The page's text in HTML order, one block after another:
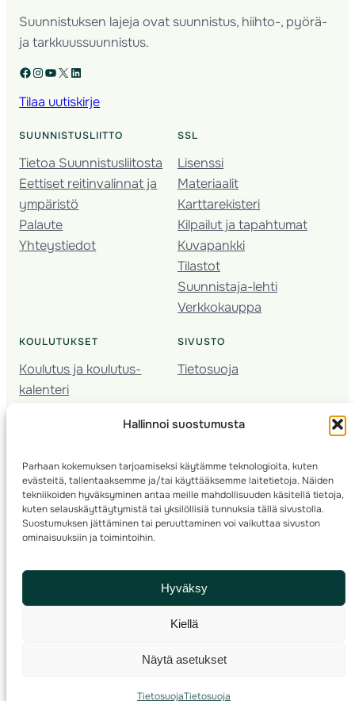
Hallinnoi suostumusta
Parhaan kokemuksen tarjoamiseksi käytämme teknologioita, kuten
evästeitä, tallentaaksemme ja/tai käyttääksemme laitetietoja. Näiden
tekniikoiden hyväksyminen antaa meille mahdollisuuden käsitellä tietoja,
kuten selauskäyttäytymistä tai yksilöllisiä tunnuksia tällä sivustolla.
Suostumuksen jättäminen tai peruuttaminen voi vaikuttaa sivuston
ominaisuuksiin ja toimintoihin.
Hyväksy
Kiellä
Näytä asetukset
TietosuojaTietosuoja
Suunnistuksen lajeja ovat suunnistus, hiihto-, pyörä-
ja tarkkuussuunnistus.
Facebook Instagram YouTube X LinkedIn
Tilaa uutiskirje
SUUNNISTUSLIITTO
Tietoa Suunnistusliitosta
Eettiset reitinvalinnat ja
ympäristö
Palaute
Yhteystiedot
SSL
Lisenssi
Materiaalit
Karttarekisteri
Kilpailut ja tapahtumat
Kuvapankki
Tilastot
Suunnistaja-lehti
Verkkokauppa
KOULUTUKSET
Koulutus ja koulutus­
kalenteri
Seura­kehittäminen
Kartoitus
Ratamestari
SIVUSTO
Tietosuoja
© 2025 ·Suomen Suunnistusliitto· Valimotie 10, 00380 Helsinki, Finland
info(a)suunnistusliitto.fi,Rastilipun asiat: rastilippu(a)suunnistusliitto.fi
Kilpailut ja kuntorastit – Rastilippu:::Rastilipun ohjeet